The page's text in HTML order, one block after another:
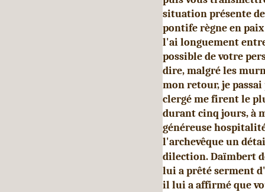
situation présente
pontife règne en
l'ai longuement
possible de votre
dire, malgré les
mon retour, je
clergé me firent le
durant cinq jours, à
généreuse
l'archevêque un
dilection. Daïmbert
lui a prêté serment
il lui a affirmé que